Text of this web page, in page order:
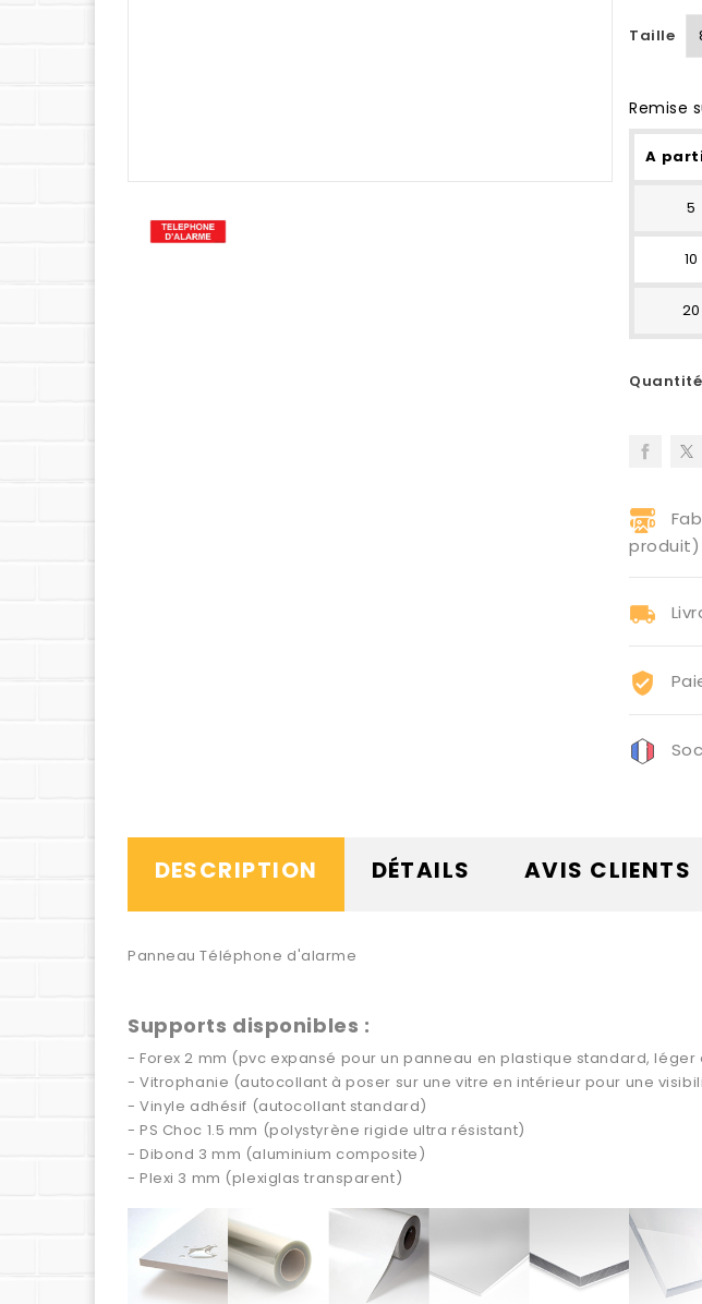
Taille
Remise
A
5
10
20
Quantité
produit)
DESCRIPTION DÉTAILS AVIS CLIENTS
Panneau Téléphone d'alarme
Supports disponibles :
- Forex 2 mm (pvc expansé pour un panneau en plastique standard, léger
- Vitrophanie (autocollant à poser sur une vitre en intérieur pour une
- Vinyle adhésif (autocollant standard)
- PS Choc 1.5 mm (polystyrène rigide ultra résistant)
- Dibond 3 mm (aluminium composite)
- Plexi 3 mm (plexiglas transparent)